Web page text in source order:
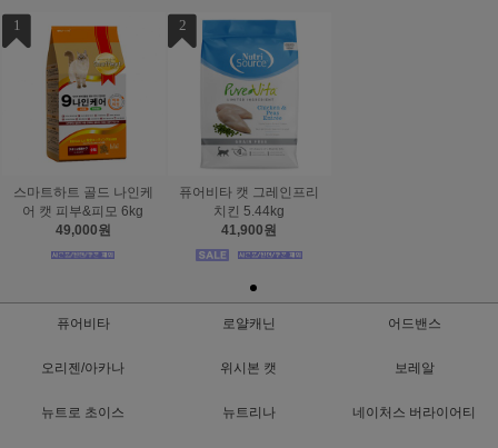
1
스마트하트 골드 나인케
어 캣 피부&피모 6kg
49,000원
2
퓨어비타 캣 그레인프리
치킨 5.44kg
41,900원
퓨어비타 로얄캐닌 어드밴스
오리젠/아카나 위시본 캣 보레알
뉴트로 초이스 뉴트리나 네이처스 버라이어티